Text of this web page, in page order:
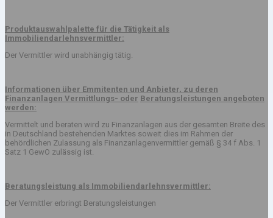
Produktauswahlpalette für die Tätigkeit als
Immobiliendarlehnsvermittler:
Der Vermittler wird unabhängig tätig.
Informationen über Emmitenten und Anbieter, zu deren
Finanzanlagen Vermittlungs- oder Beratungsleistungen angeboten
werden:
Vermittelt und beraten wird zu Finanzanlagen aus der gesamten Breite des
in Deutschland bestehenden Marktes soweit dies im Rahmen der
behördlichen Zulassung als Finanzanlagenvermittler gemäß § 34 f Abs. 1
Satz 1 GewO zulässig ist.
Beratungsleistung als Immobiliendarlehnsvermittler:
Der Vermittler erbringt Beratungsleistungen